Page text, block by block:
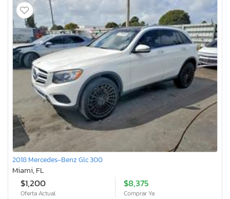
2018 Mercedes-Benz Glc 300
Miami, FL
$1,200
Oferta Actual
$8,375
Comprar Ya